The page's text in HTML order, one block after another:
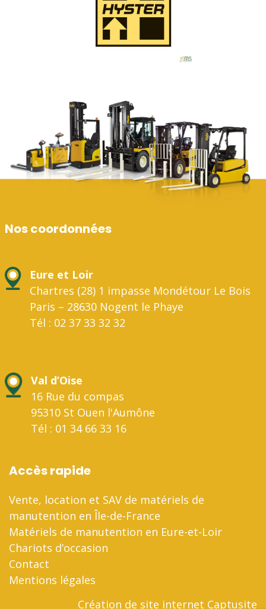
Nos coordonnées
Eure et Loir
Chartres (28) 1 impasse Mondétour Le Bois
Paris – 28630 Nogent le Phaye
Tél : 02 37 33 32 32
Val d’Oise
16 Rue du compas
95310 St Ouen l'Aumône
Tél : 01 34 66 33 16
Accès rapide
Vente, location et SAV de matériels de
manutention en Île-de-France
Matériels de manutention en Eure-et-Loir
Chariots d’occasion
Contact
Mentions légales
Création de site internet Captusite